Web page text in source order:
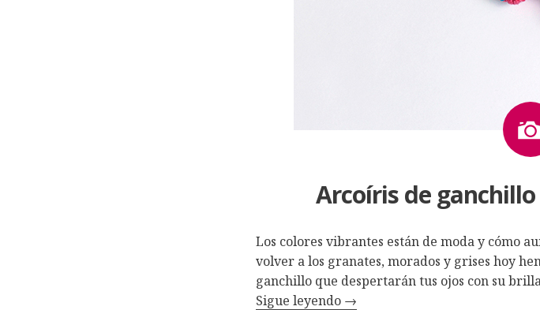
Arcoíris de
Los colores vibrantes están de moda y cómo
volver a los granates, morados y grises hoy
ganchillo que despertarán tus ojos con su
Sigue leyendo →